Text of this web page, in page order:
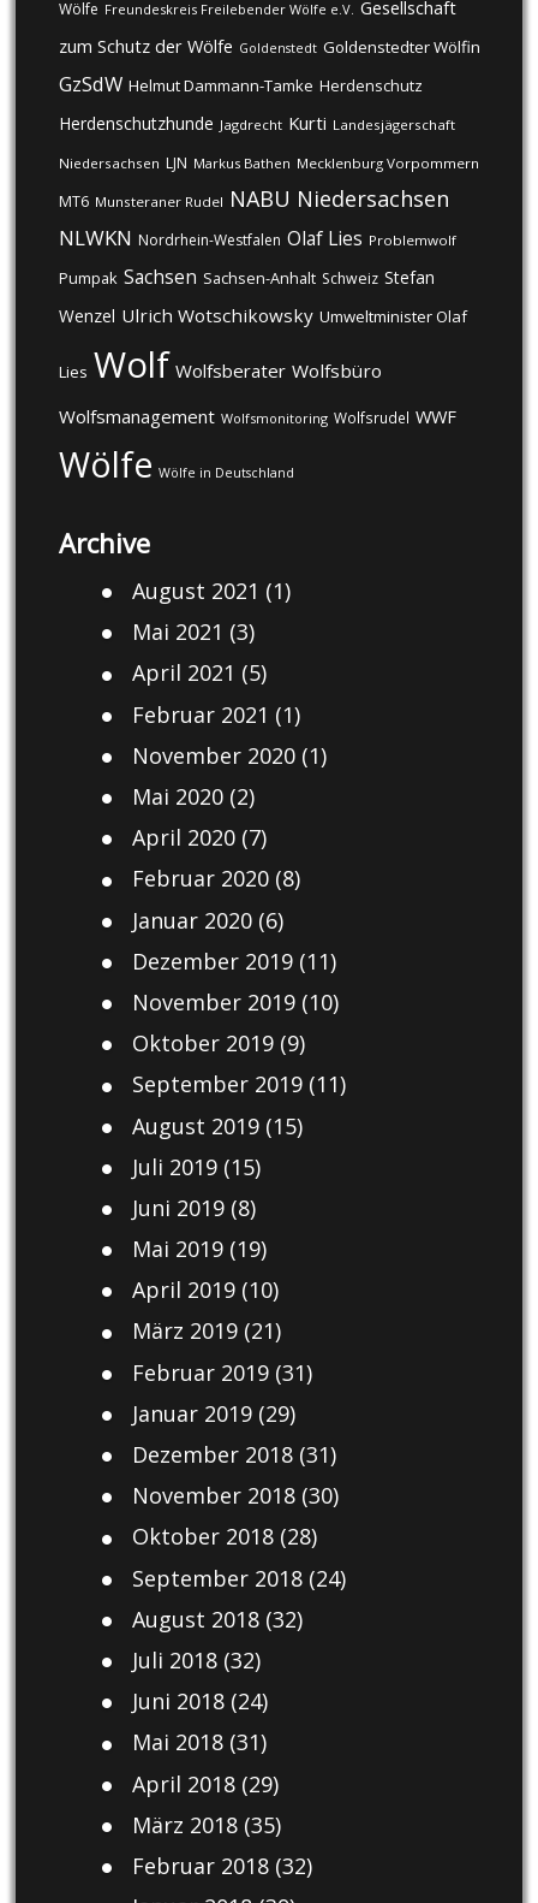
Wölfe Freundeskreis Freilebender Wölfe e.V. Gesellschaft
zum Schutz der Wölfe Goldenstedt Goldenstedter Wölfin
GzSdW Helmut Dammann-Tamke Herdenschutz
Herdenschutzhunde Jagdrecht Kurti Landesjägerschaft
Niedersachsen LJN Markus Bathen Mecklenburg Vorpommern
MT6 Munsteraner Rudel NABU Niedersachsen
NLWKN Nordrhein-Westfalen Olaf Lies Problemwolf
Pumpak Sachsen Sachsen-Anhalt Schweiz Stefan
Wenzel Ulrich Wotschikowsky Umweltminister Olaf
Lies Wolf Wolfsberater Wolfsbüro
Wolfsmanagement Wolfsmonitoring Wolfsrudel WWF
Wölfe Wölfe in Deutschland
Archive
August 2021 (1)
Mai 2021 (3)
April 2021 (5)
Februar 2021 (1)
November 2020(1)
Mai 2020(2)
April 2020(7)
Februar 2020(8)
Januar 2020(6)
Dezember 2019(11)
November 2019(10)
Oktober 2019(9)
September 2019(11)
August 2019(15)
Juli 2019(15)
Juni 2019(8)
Mai 2019(19)
April 2019(10)
März 2019(21)
Februar 2019(31)
Januar 2019(29)
Dezember 2018(31)
November 2018(30)
Oktober 2018(28)
September 2018(24)
August 2018(32)
Juli 2018(32)
Juni 2018(24)
Mai 2018(31)
April 2018(29)
März 2018(35)
Februar 2018(32)